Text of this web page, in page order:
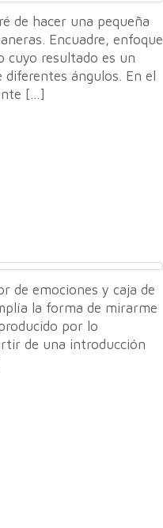
de hacer una pequeña
Encuadre, enfoque
cuyo resultado es un
ángulos. En el
[…]
de emociones y caja de
la forma de mirarme
por lo
de una introducción